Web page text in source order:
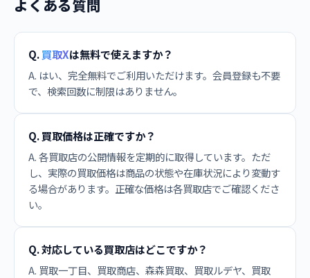
よくある質問
Q.買取Xは無料で使えますか？
A. はい、完全無料でご利用いただけます。会員登録も不要
で、検索回数に制限はありません。
Q. 買取価格は正確ですか？
A. 各買取店の公開情報を定期的に取得しています。ただ
し、実際の買取価格は商品の状態や在庫状況により変動す
る場合があります。正確な価格は各買取店でご確認くださ
い。
Q. 対応している買取店はどこですか？
A. 買取一丁目、買取商店、森森買取、買取ルデヤ、買取